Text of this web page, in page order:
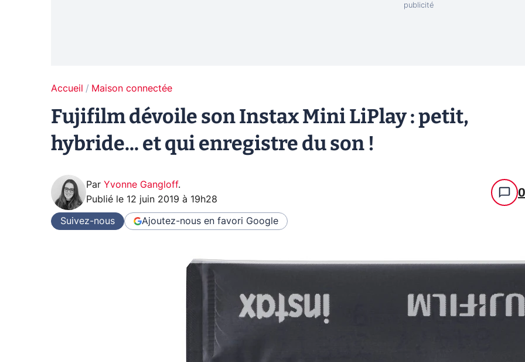
Accueil Maison connectée
Fujifilm dévoile son Instax Mini LiPlay : petit,
hybride... et qui enregistre du son !
Par Yvonne Gangloff.
Publié le 12 juin 2019 à 19h28 0
Suivez-nous Ajoutez-nous en favori Google